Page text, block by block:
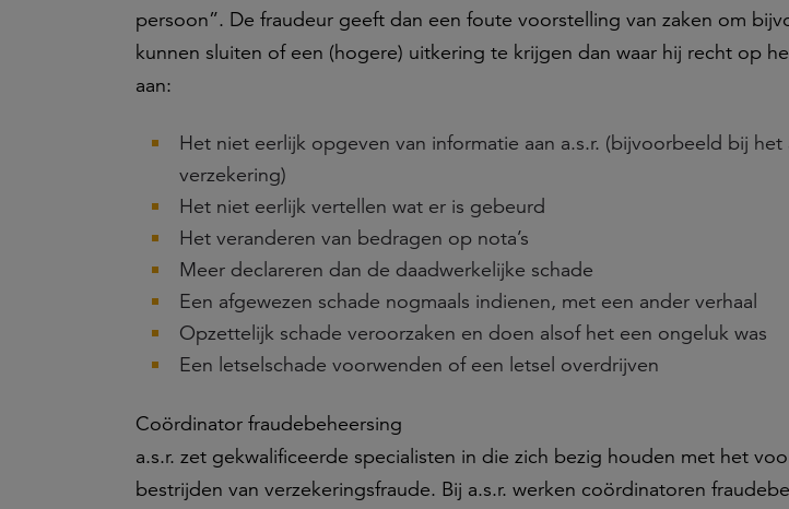
persoon”. De fraudeur geeft dan een foute voorstelling van zaken om
kunnen sluiten of een (hogere) uitkering te krijgen dan waar hij recht op
aan:
Het niet eerlijk opgeven van informatie aan a.s.r. (bijvoorbeeld bij het
verzekering)
Het niet eerlijk vertellen wat er is gebeurd
Het veranderen van bedragen op nota’s
Meer declareren dan de daadwerkelijke schade
Een afgewezen schade nogmaals indienen, met een ander verhaal
Opzettelijk schade veroorzaken en doen alsof het een ongeluk was
Een letselschade voorwenden of een letsel overdrijven
Coördinator fraudebeheersing
a.s.r. zet gekwalificeerde specialisten in die zich bezig houden met het
bestrijden van verzekeringsfraude. Bij a.s.r. werken coördinatoren